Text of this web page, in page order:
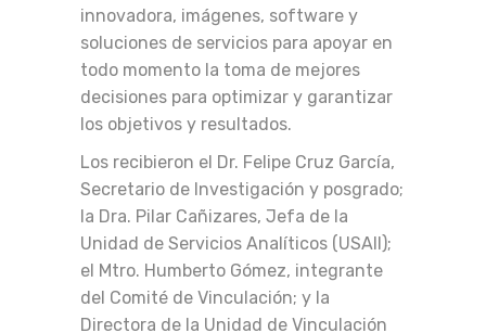
innovadora, imágenes, software y
soluciones de servicios para apoyar en
todo momento la toma de mejores
decisiones para optimizar y garantizar
los objetivos y resultados.
Los recibieron el Dr. Felipe Cruz García,
Secretario de Investigación y posgrado;
la Dra. Pilar Cañizares, Jefa de la
Unidad de Servicios Analíticos (USAII);
el Mtro. Humberto Gómez, integrante
del Comité de Vinculación; y la
Directora de la Unidad de Vinculación